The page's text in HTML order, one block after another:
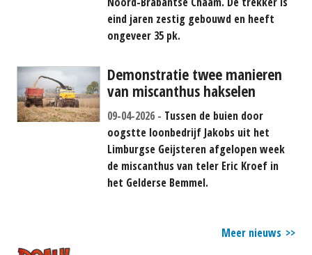
eind jaren zestig gebouwd en heeft
ongeveer 35 pk.
Demonstratie twee manieren
van miscanthus hakselen
09-04-2026
Tussen de buien door
oogstte loonbedrijf Jakobs uit het
Limburgse Geijsteren afgelopen week
de miscanthus van teler Eric Kroef in
het Gelderse Bemmel.
Meer nieuws